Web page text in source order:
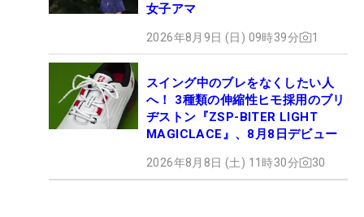
女子アマ
2026年8月9日 (日) 09時39分 1
スイング中のブレをなくしたい人
へ！ 3種類の伸縮性ヒモ採用のブリ
ヂストン『ZSP-BITER LIGHT
MAGICLACE』、8月8日デビュー
2026年8月8日 (土) 11時30分 30